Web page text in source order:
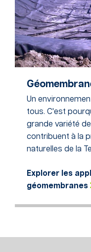
Un
tous. C'est
grande variété
contribuent à la
naturelles de la
Explorer les
géomembranes